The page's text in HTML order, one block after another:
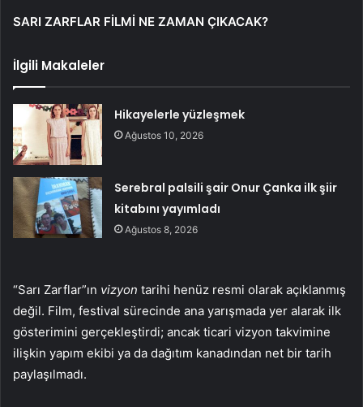
SARI ZARFLAR FİLMİ NE ZAMAN ÇIKACAK?
İlgili Makaleler
Hikayelerle yüzleşmek
Ağustos 10, 2026
Serebral palsili şair Onur Çanka ilk şiir
kitabını yayımladı
Ağustos 8, 2026
“Sarı Zarflar”ın vizyon tarihi henüz resmi olarak açıklanmış
değil. Film, festival sürecinde ana yarışmada yer alarak ilk
gösterimini gerçekleştirdi; ancak ticari vizyon takvimine
ilişkin yapım ekibi ya da dağıtım kanadından net bir tarih
paylaşılmadı.